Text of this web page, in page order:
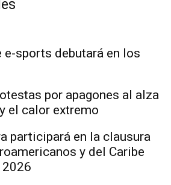
sports debutará en los
por apagones al alza
el calor extremo
participará en la clausura
y del Caribe
2026